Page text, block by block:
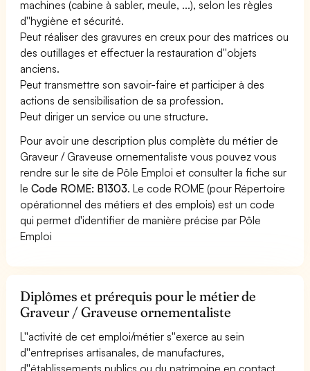
machines (cabine à sabler, meule, ...), selon les règles
d''hygiène et sécurité.
Peut réaliser des gravures en creux pour des matrices ou
des outillages et effectuer la restauration d''objets
anciens.
Peut transmettre son savoir-faire et participer à des
actions de sensibilisation de sa profession.
Peut diriger un service ou une structure.
Pour avoir une description plus complète du métier de
Graveur / Graveuse ornementaliste vous pouvez vous
rendre sur le site de Pôle Emploi et consulter la fiche sur
leCode ROME: B1303. Le code ROME (pour Répertoire
opérationnel des métiers et des emplois) est un code
qui permet d'identifier de manière précise par Pôle
Emploi
Diplômes et prérequis pour le métier de
Graveur / Graveuse ornementaliste
L''activité de cet emploi/métier s''exerce au sein
d''entreprises artisanales, de manufactures,
d''établissements publics ou du patrimoine en contact